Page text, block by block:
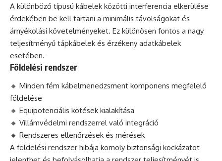
A különböző típusú kábelek közötti interferencia elkerülése
érdekében be kell tartani a minimális távolságokat és
árnyékolási követelményeket. Ez különösen fontos a nagy
teljesítményű tápkábelek és érzékeny adatkábelek
esetében.
Földelési rendszer
🔸 Minden fém kábelmenedzsment komponens megfelelő
földelése
🔸 Equipotenciális kötések kialakítása
🔸 Villámvédelmi rendszerrel való integráció
🔸 Rendszeres ellenőrzések és mérések
A földelési rendszer hibája komoly biztonsági kockázatot